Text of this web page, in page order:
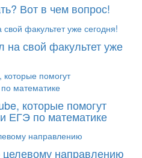
Вот в чем вопрос!
на свой факультет уже
которые помогут
ЕГЭ по математике
целевому направлению